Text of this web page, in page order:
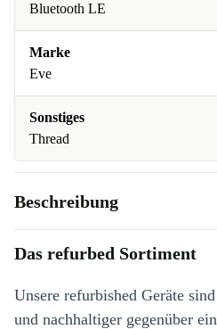
Bluetooth LE
Marke
Eve
Sonstiges
Thread
Beschreibung
Das refurbed Sortiment
Unsere refurbished Geräte
und nachhaltiger gegenüber